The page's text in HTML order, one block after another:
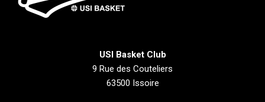
USI Basket Club
9 Rue des Couteliers
63500 Issoire